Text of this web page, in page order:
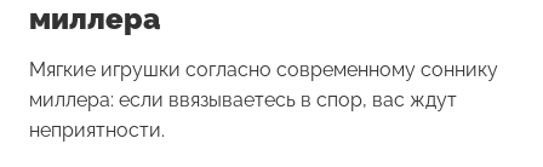
миллера
Мягкие игрушки согласно современному соннику
миллера: если ввязываетесь в спор, вас ждут
неприятности.